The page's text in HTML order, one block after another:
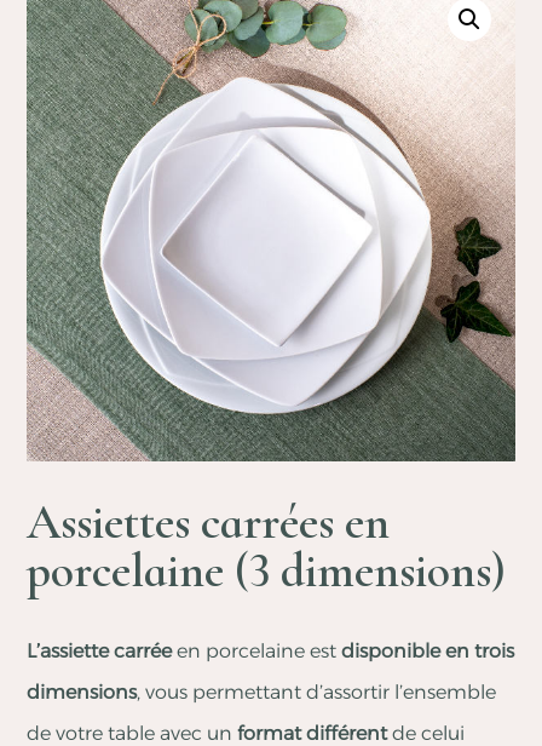
Assiettes carrées en
porcelaine (3 dimensions)
L’assiette carréeen porcelaine estdisponible en trois
dimensions, vous permettant d’assortir l’ensemble
de votre table avec unformat différentde celui